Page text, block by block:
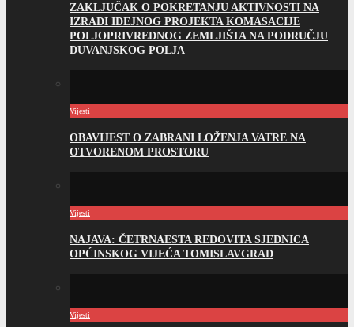
ZAKLJUČAK O POKRETANJU AKTIVNOSTI NA
IZRADI IDEJNOG PROJEKTA KOMASACIJE
POLJOPRIVREDNOG ZEMLJIŠTA NA PODRUČJU
DUVANJSKOG POLJA
Vijesti
OBAVIJEST O ZABRANI LOŽENJA VATRE NA
OTVORENOM PROSTORU
Vijesti
NAJAVA: ČETRNAESTA REDOVITA SJEDNICA
OPĆINSKOG VIJEĆA TOMISLAVGRAD
Vijesti